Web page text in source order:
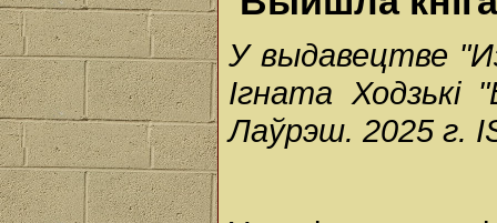
У выдавецтве
Ігната Ходзькі
Лаўрэш. 2025 г.